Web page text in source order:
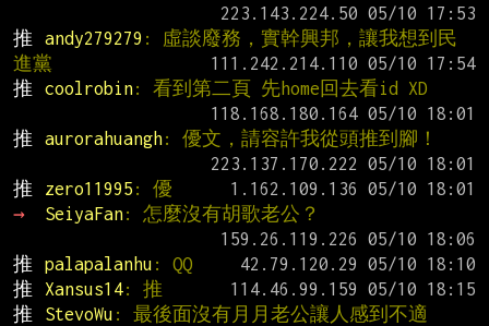
推
andy279279 : 虛談廢務，實幹興邦，讓我想到民
進黨
推
coolrobin: 看到第二頁 先home回去看id XD
推
aurorahuangh: 優文，請容許我從頭推到腳！
推
zero11995 : 優
→
SeiyaFan: 怎麼沒有胡歌老公？
推
palapalanhu : QQ
推
Xansus14: 推
推
StevoWu : 最後面沒有月月老公讓人感到不適